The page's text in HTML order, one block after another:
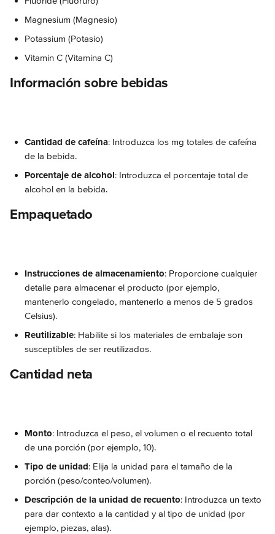
Magnesium (Magnesio)
Potassium (Potasio)
Vitamin C (Vitamina C)
Información sobre bebidas
Cantidad de cafeína: Introduzca los mg totales de cafeína
de la bebida.
Porcentaje de alcohol: Introduzca el porcentaje total de
alcohol en la bebida.
Empaquetado
Instrucciones de almacenamiento: Proporcione cualquier
detalle para almacenar el producto (por ejemplo,
mantenerlo congelado, mantenerlo a menos de 5 grados
Celsius).
Reutilizable: Habilite si los materiales de embalaje son
susceptibles de ser reutilizados.
Cantidad neta
Monto: Introduzca el peso, el volumen o el recuento total
de una porción (por ejemplo, 10).
Tipo de unidad: Elija la unidad para el tamaño de la
porción (peso/conteo/volumen).
Descripción de la unidad de recuento: Introduzca un texto
para dar contexto a la cantidad y al tipo de unidad (por
ejemplo, piezas, alas).